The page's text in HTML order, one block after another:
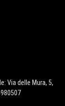
Via delle Mura, 5,